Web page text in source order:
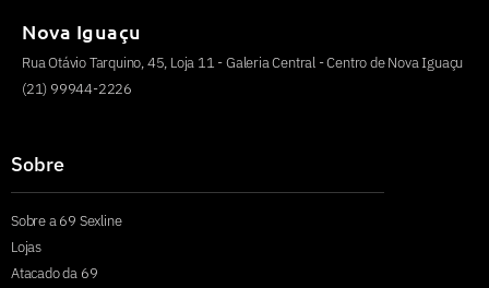
Nova Iguaçu
Rua Otávio Tarquino, 45, Loja 11 - Galeria Central - Centro de Nova Iguaçu
(21) 99944-2226
Sobre
Sobre a 69 Sexline
Lojas
Atacado da 69